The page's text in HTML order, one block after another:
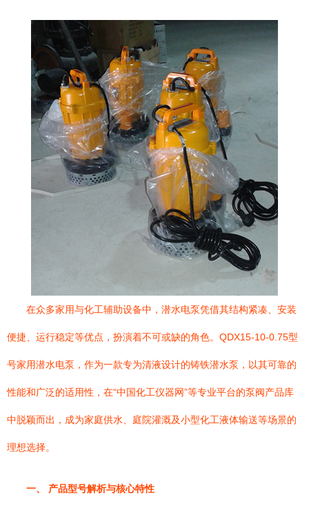
在众多家用与化工辅助设备中，潜水电泵凭借其结构紧凑、安装
便捷、运行稳定等优点，扮演着不可或缺的角色。QDX15-10-0.75型
号家用潜水电泵，作为一款专为清液设计的铸铁潜水泵，以其可靠的
性能和广泛的适用性，在“中国化工仪器网”等专业平台的泵阀产品库
中脱颖而出，成为家庭供水、庭院灌溉及小型化工液体输送等场景的
理想选择。
一、 产品型号解析与核心特性